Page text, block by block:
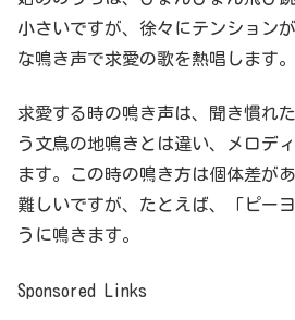
小さいですが、徐々にテンション
な鳴き声で求愛の歌を熱唱します。
求愛する時の鳴き声は、聞き慣れ
う文鳥の地鳴きとは違い、メロデ
ます。この時の鳴き方は個体差が
難しいですが、たとえば、「ピー
うに鳴きます。
Sponsored Links